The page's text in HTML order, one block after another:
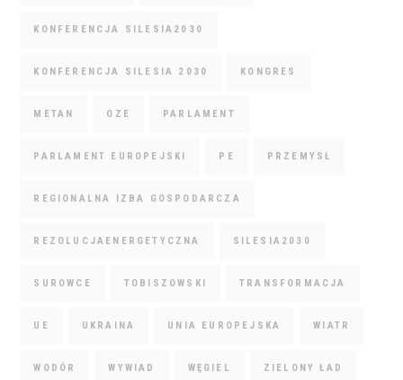
KONFERENCJA SILESIA2030
KONFERENCJA SILESIA 2030 KONGRES
METAN OZE PARLAMENT
PARLAMENT EUROPEJSKI PE PRZEMYSŁ
REGIONALNA IZBA GOSPODARCZA
REZOLUCJAENERGETYCZNA SILESIA2030
SUROWCE TOBISZOWSKI TRANSFORMACJA
UE UKRAINA UNIA EUROPEJSKA WIATR
WODÓR WYWIAD WĘGIEL ZIELONY ŁAD